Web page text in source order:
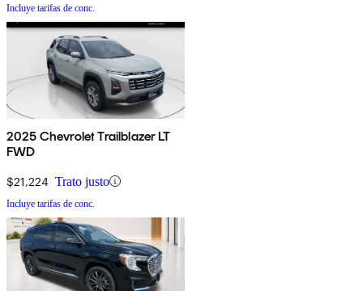
Incluye tarifas de conc.
2025 Chevrolet Trailblazer LT
FWD
$21,224 Trato justo
Incluye tarifas de conc.